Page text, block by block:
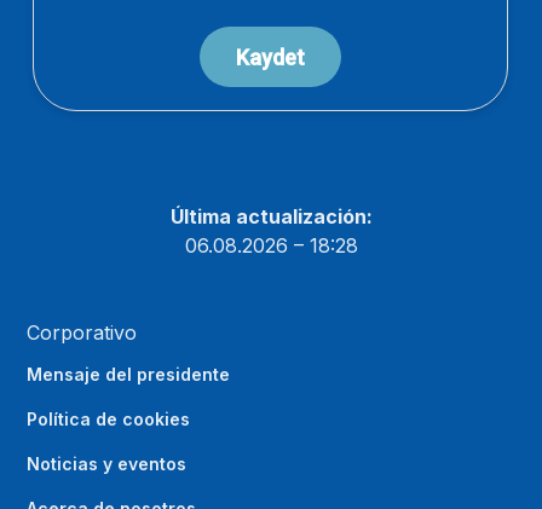
Última actualización:
06.08.2026 – 18:28
Corporativo
Mensaje del presidente
Política de cookies
Noticias y eventos